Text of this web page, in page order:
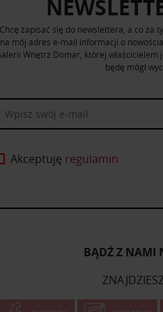
zapisać się do newslettera, a co za
na mój adres e-mail informacji o
Wnętrz Domar, której właścicielem
będę mógł
Akceptuję regulamin
BĄDŹ Z NAMI